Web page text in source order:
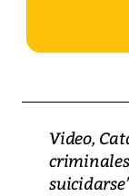
Video,
suicidarse’